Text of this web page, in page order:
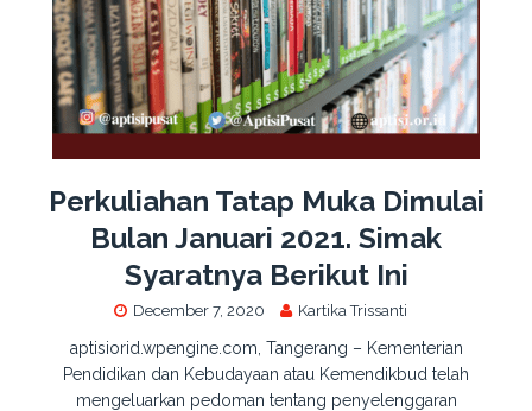
Perkuliahan Tatap Muka Dimulai
Bulan Januari 2021. Simak
Syaratnya Berikut Ini
December 7, 2020 Kartika Trissanti
aptisiorid.wpengine.com, Tangerang – Kementerian
Pendidikan dan Kebudayaan atau Kemendikbud telah
mengeluarkan pedoman tentang penyelenggaran